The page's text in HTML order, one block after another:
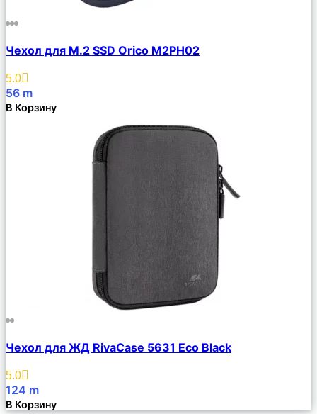
Описание
Избранное
Чехол для M.2 SSD Orico M2PH02
5.0
56 m
В Корзину
Описание
Избранное
Чехол для ЖД RivaCase 5631 Eco Black
5.0
124 m
В Корзину